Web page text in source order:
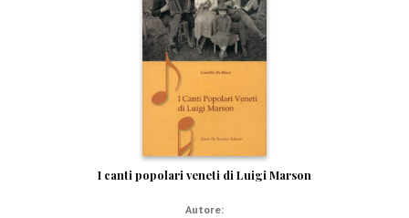
I canti popolari veneti di Luigi Marson
Autore: